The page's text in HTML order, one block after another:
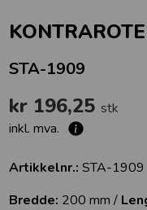
STA-1909
kr 196,25stk
inkl. mva.
Artikkelnr.: STA-1909
Bredde: 200 mm /